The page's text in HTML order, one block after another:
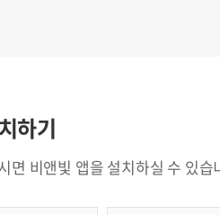
하기
면 비앤빛 앱을 설치하실 수 있습